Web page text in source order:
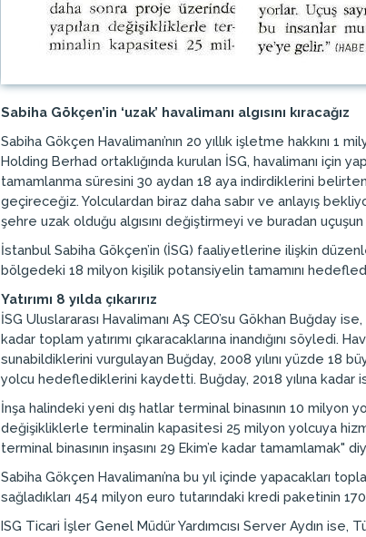
Sabiha Gökçen’in ‘uzak’ havalimanı algısını kıracağız
Sabiha Gökçen Havalimanı’nın 20 yıllık işletme hakkını
Holding Berhad ortaklığında kurulan İSG, havalimanı için
tamamlanma süresini 30 aydan 18 aya indirdiklerini
geçireceğiz. Yolculardan biraz daha sabır ve anlayış
şehre uzak olduğu algısını değiştirmeyi ve buradan
İstanbul Sabiha Gökçen’in (İSG) faaliyetlerine ilişkin
bölgedeki 18 milyon kişilik potansiyelin tamamını
Yatırımı 8 yılda çıkarırız
İSG Uluslararası Havalimanı AŞ CEO’su Gökhan Buğday
kadar toplam yatırımı çıkaracaklarına inandığını
sunabildiklerini vurgulayan Buğday, 2008 yılını yüzde 18
yolcu hedeflediklerini kaydetti. Buğday, 2018 yılına
İnşa halindeki yeni dış hatlar terminal binasının 10 milyon
değişikliklerle terminalin kapasitesi 25 milyon yolcuya
terminal binasının inşasını 29 Ekim’e kadar tamamlamak"
Sabiha Gökçen Havalimanı’na bu yıl içinde yapacakları
sağladıkları 454 milyon euro tutarındaki kredi paketinin
ISG Ticari İşler Genel Müdür Yardımcısı Server Aydın